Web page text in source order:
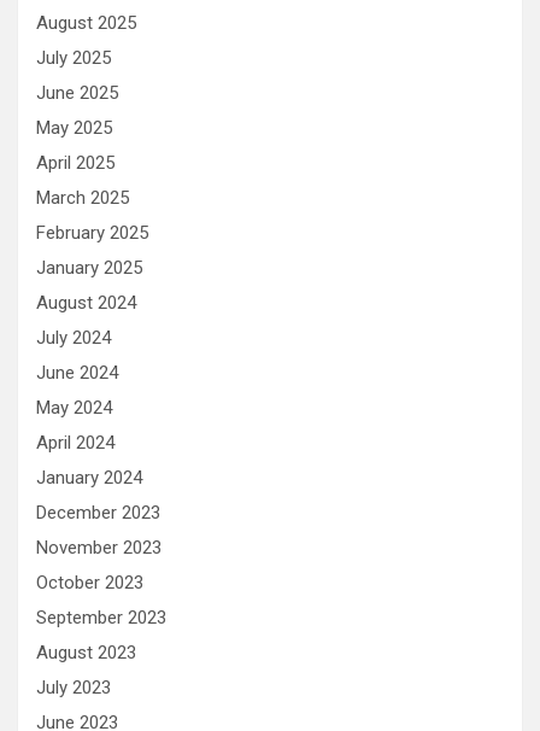
August 2025
July 2025
June 2025
May 2025
April 2025
March 2025
February 2025
January 2025
August 2024
July 2024
June 2024
May 2024
April 2024
January 2024
December 2023
November 2023
October 2023
September 2023
August 2023
July 2023
June 2023